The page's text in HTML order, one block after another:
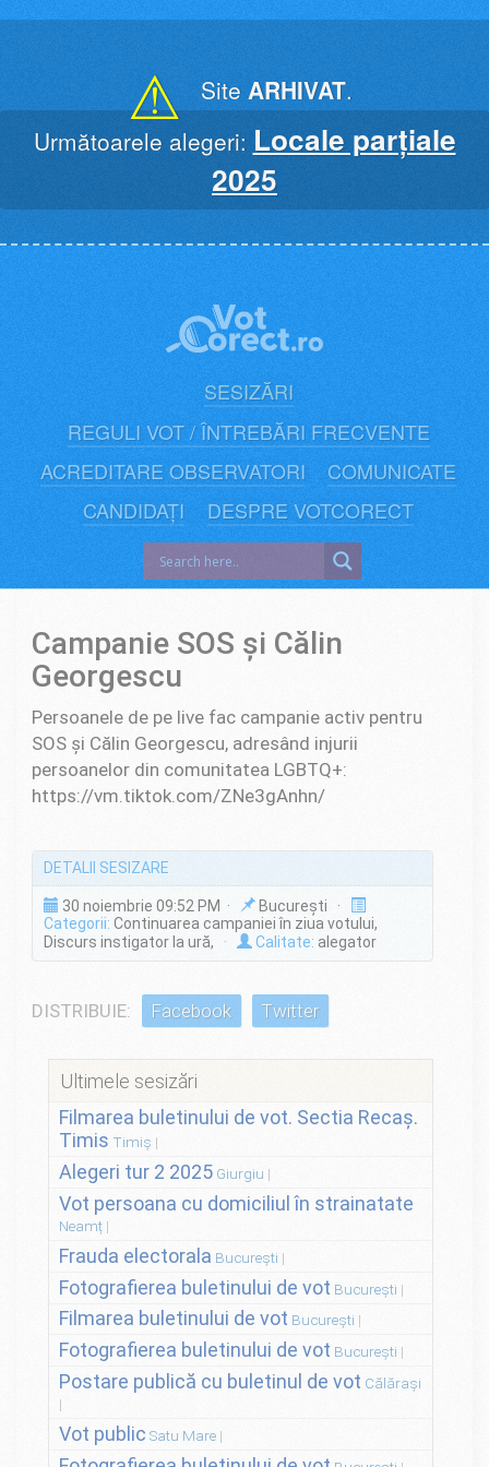
⚠ Site ARHIVAT.
Următoarele alegeri: Locale parțiale
2025
SESIZĂRI
REGULI VOT / ÎNTREBĂRI FRECVENTE
ACREDITARE OBSERVATORI
COMUNICATE
CANDIDAȚI
DESPRE VOTCORECT
Campanie SOS și Călin
Georgescu
Persoanele de pe live fac campanie activ pentru
SOS și Călin Georgescu, adresând injurii
persoanelor din comunitatea LGBTQ+:
https://vm.tiktok.com/ZNe3gAnhn/
DETALII SESIZARE
30 noiembrie 09:52 PM ·
București ·
Categorii: Continuarea campaniei în ziua votului,
Discurs instigator la ură,
· Calitate: alegator
DISTRIBUIE: Facebook Twitter
Ultimele sesizări
Filmarea buletinului de vot. Sectia Recaș.
Timis Timiș
Alegeri tur 2 2025 Giurgiu
Vot persoana cu domiciliul în strainatate
Neamț
Frauda electorala București
Fotografierea buletinului de vot București
Filmarea buletinului de vot București
Fotografierea buletinului de vot București
Postare publică cu buletinul de vot Călărași
Vot public Satu Mare